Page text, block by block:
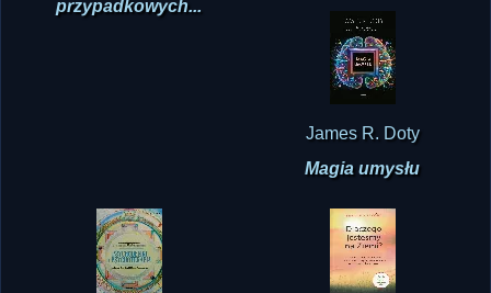
przypadkowych...
James R. Doty
Magia umysłu